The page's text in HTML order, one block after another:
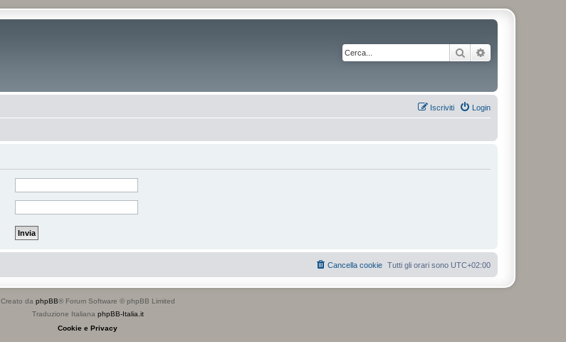
Cerca
Login
Iscriviti
Tutti gli orari sono UTC+02:00
Cancella cookie
Creato da phpBB® Forum Software © phpBB Limited
Traduzione Italiana phpBB-Italia.it
Cookie e Privacy